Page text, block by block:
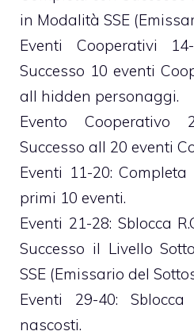
in Modalità SSE
Eventi Cooperativi
Successo 10 eventi
all hidden personaggi.
Evento Cooperativo
Successo all 20 eventi
Eventi 11-20:
primi 10 eventi.
Eventi 21-28: Sblocca
Successo il Livello
SSE (Emissario del
Eventi 29-40:
nascosti.